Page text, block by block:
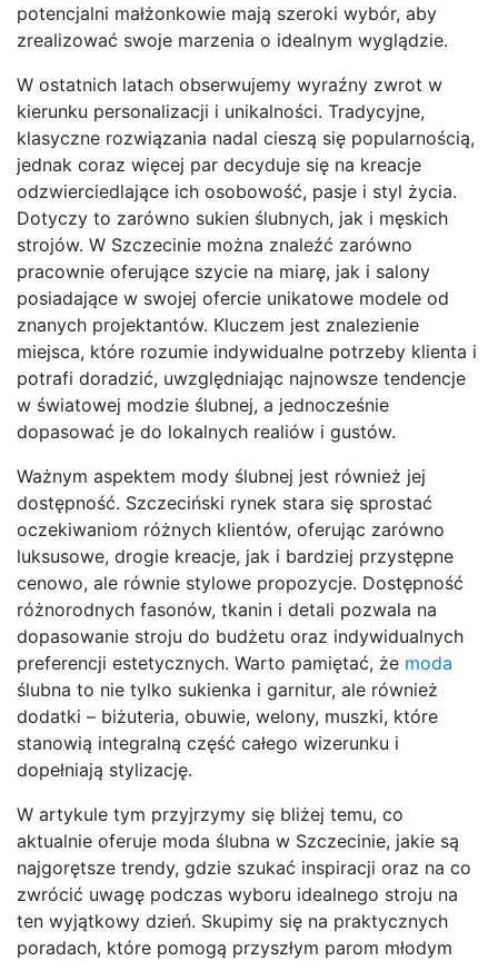
potencjalni małżonkowie mają szeroki wybór, aby
zrealizować swoje marzenia o idealnym wyglądzie.
W ostatnich latach obserwujemy wyraźny zwrot w
kierunku personalizacji i unikalności. Tradycyjne,
klasyczne rozwiązania nadal cieszą się popularnością,
jednak coraz więcej par decyduje się na kreacje
odzwierciedlające ich osobowość, pasje i styl życia.
Dotyczy to zarówno sukien ślubnych, jak i męskich
strojów. W Szczecinie można znaleźć zarówno
pracownie oferujące szycie na miarę, jak i salony
posiadające w swojej ofercie unikatowe modele od
znanych projektantów. Kluczem jest znalezienie
miejsca, które rozumie indywidualne potrzeby klienta i
potrafi doradzić, uwzględniając najnowsze tendencje
w światowej modzie ślubnej, a jednocześnie
dopasować je do lokalnych realiów i gustów.
Ważnym aspektem mody ślubnej jest również jej
dostępność. Szczeciński rynek stara się sprostać
oczekiwaniom różnych klientów, oferując zarówno
luksusowe, drogie kreacje, jak i bardziej przystępne
cenowo, ale równie stylowe propozycje. Dostępność
różnorodnych fasonów, tkanin i detali pozwala na
dopasowanie stroju do budżetu oraz indywidualnych
preferencji estetycznych. Warto pamiętać, że moda
ślubna to nie tylko sukienka i garnitur, ale również
dodatki – biżuteria, obuwie, welony, muszki, które
stanowią integralną część całego wizerunku i
dopełniają stylizację.
W artykule tym przyjrzymy się bliżej temu, co
aktualnie oferuje moda ślubna w Szczecinie, jakie są
najgorętsze trendy, gdzie szukać inspiracji oraz na co
zwrócić uwagę podczas wyboru idealnego stroju na
ten wyjątkowy dzień. Skupimy się na praktycznych
poradach, które pomogą przyszłym parom młodym